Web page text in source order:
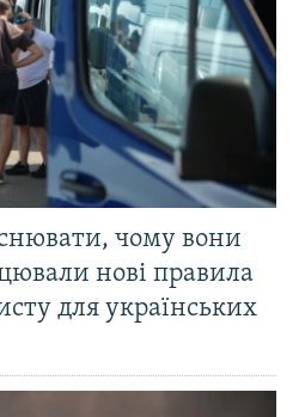
чому вони
нові правила
для українських